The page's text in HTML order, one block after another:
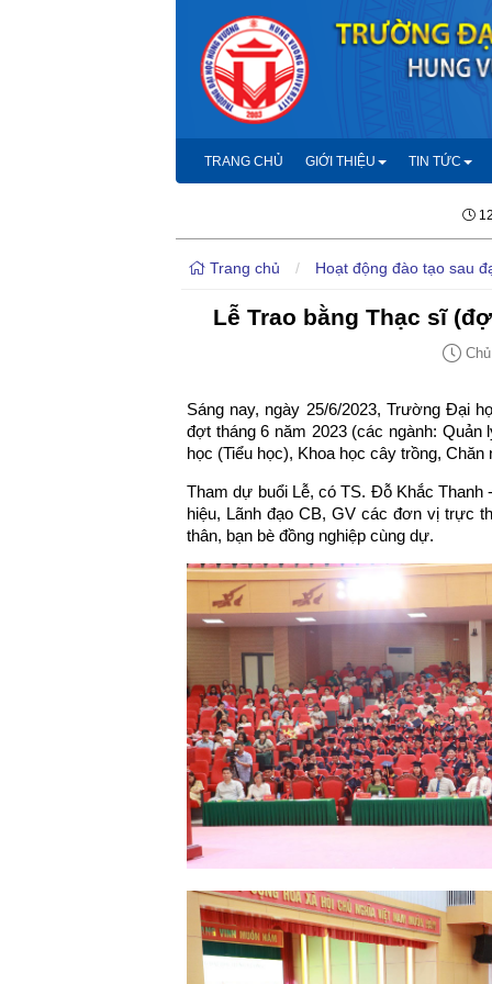
TRANG CHỦ GIỚI THIỆU TIN TỨC
Trang chủ / Hoạt động đào tạo sau
Lễ Trao bằng Thạc sĩ
Sáng nay, ngày 25/6/2023, Trường Đại
đợt tháng 6 năm 2023 (các ngành: Quản
học (Tiểu học), Khoa học cây trồng, Chăn
Tham dự buổi Lễ, có TS. Đỗ Khắc
hiệu, Lãnh đạo CB, GV các đơn vị trực
thân, bạn bè đồng nghiệp cùng dự.